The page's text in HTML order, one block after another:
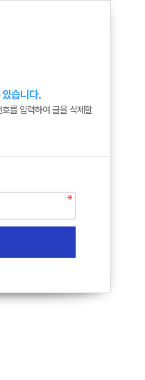
습니다.
를 입력하여 글을 삭제할